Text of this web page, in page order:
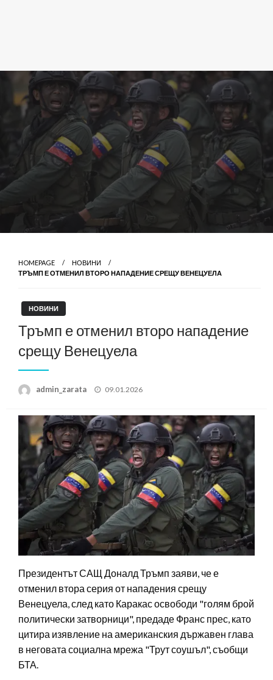
HOMEPAGE
НОВИНИ
ТРЪМП Е ОТМЕНИЛ ВТОРО НАПАДЕНИЕ СРЕЩУ ВЕНЕЦУЕЛА
НОВИНИ
Тръмп е отменил второ нападение
срещу Венецуела
admin_zarata
Posted
09.01.2026
Президентът САЩ Доналд Тръмп заяви, че е
отменил втора серия от нападения срещу
Венецуела, след като Каракас освободи "голям брой
политически затворници", предаде Франс прес, като
цитира изявление на американския държавен глава
в неговата социална мрежа "Трут соушъл", съобщи
БТА.